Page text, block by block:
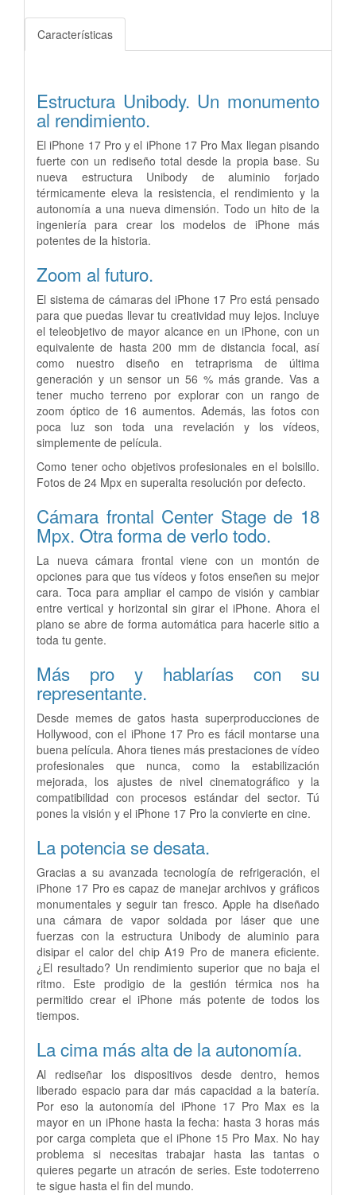
Características
Estructura Unibody. Un monumento
al rendimiento.
El iPhone 17 Pro y el iPhone 17 Pro Max llegan pisando
fuerte con un rediseño total desde la propia base. Su
nueva estructura Unibody de aluminio forjado
térmicamente eleva la resistencia, el rendimiento y la
autonomía a una nueva dimensión. Todo un hito de la
ingeniería para crear los modelos de iPhone más
potentes de la historia.
Zoom al futuro.
El sistema de cámaras del iPhone 17 Pro está pensado
para que puedas llevar tu creatividad muy lejos. Incluye
el teleobjetivo de mayor alcance en un iPhone, con un
equivalente de hasta 200 mm de distancia focal, así
como nuestro diseño en tetraprisma de última
generación y un sensor un 56 % más grande. Vas a
tener mucho terreno por explorar con un rango de
zoom óptico de 16 aumentos. Además, las fotos con
poca luz son toda una revelación y los vídeos,
simplemente de película.
Como tener ocho objetivos profesionales en el bolsillo.
Fotos de 24 Mpx en superalta resolución por defecto.
Cámara frontal Center Stage de 18
Mpx. Otra forma de verlo todo.
La nueva cámara frontal viene con un montón de
opciones para que tus vídeos y fotos enseñen su mejor
cara. Toca para ampliar el campo de visión y cambiar
entre vertical y horizontal sin girar el iPhone. Ahora el
plano se abre de forma automática para hacerle sitio a
toda tu gente.
Más pro y hablarías con su
representante.
Desde memes de gatos hasta superproducciones de
Hollywood, con el iPhone 17 Pro es fácil montarse una
buena película. Ahora tienes más prestaciones de vídeo
profesionales que nunca, como la estabilización
mejorada, los ajustes de nivel cinematográfico y la
compatibilidad con procesos estándar del sector. Tú
pones la visión y el iPhone 17 Pro la convierte en cine.
La potenciase desata.
Gracias a su avanzada tecnología de refrigeración, el
iPhone 17 Pro es capaz de manejar archivos y gráficos
monumentales y seguir tan fresco. Apple ha diseñado
una cámara de vapor soldada por láser que une
fuerzas con la estructura Unibody de aluminio para
disipar el calor del chip A19 Pro de manera eficiente.
¿El resultado? Un rendimiento superior que no baja el
ritmo. Este prodigio de la gestión térmica nos ha
permitido crear el iPhone más potente de todos los
tiempos.
La cima más alta de la autonomía.
Al rediseñar los dispositivos desde dentro, hemos
liberado espacio para dar más capacidad a la batería.
Por eso la autonomía del iPhone 17 Pro Max es la
mayor en un iPhone hasta la fecha: hasta 3 horas más
por carga completa que el iPhone 15 Pro Max. No hay
problema si necesitas trabajar hasta las tantas o
quieres pegarte un atracón de series. Este todoterreno
te sigue hasta el fin del mundo.